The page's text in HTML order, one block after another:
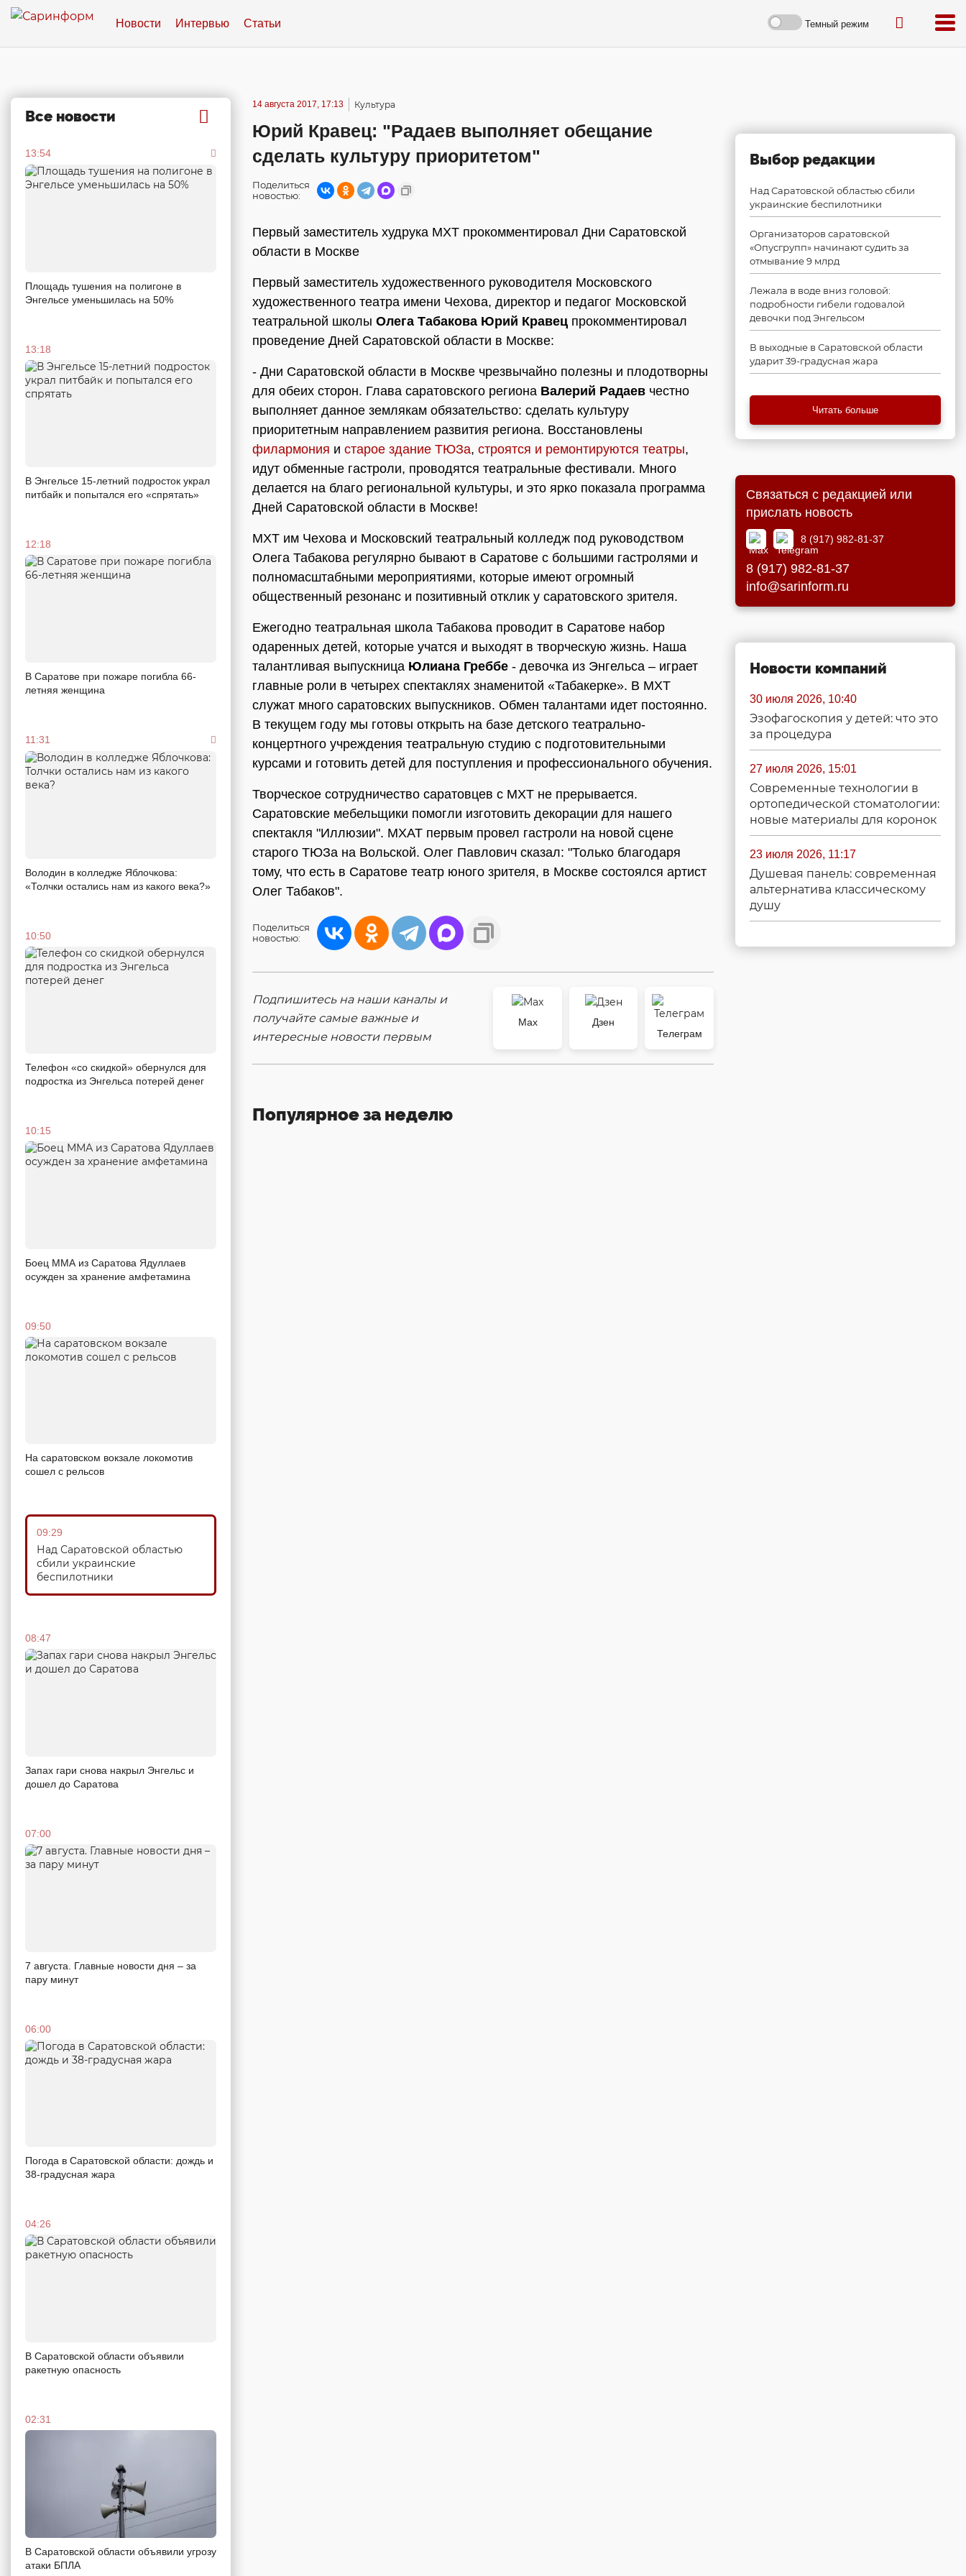
Новости Интервью Статьи Темный режим
Все новости
13:54
Площадь тушения на полигоне в
Энгельсе уменьшилась на 50%
13:18
В Энгельсе 15-летний подросток украл
питбайк и попытался его «спрятать»
12:18
В Саратове при пожаре погибла 66-
летняя женщина
11:31
Володин в колледже Яблочкова:
«Толчки остались нам из какого века?»
10:50
Телефон «со скидкой» обернулся для
подростка из Энгельса потерей денег
10:15
Боец ММА из Саратова Ядуллаев
осужден за хранение амфетамина
09:50
На саратовском вокзале локомотив
сошел с рельсов
09:29
Над Саратовской областью
сбили украинские
беспилотники
08:47
Запах гари снова накрыл Энгельс и
дошел до Саратова
07:00
7 августа. Главные новости дня – за
пару минут
06:00
Погода в Саратовской области: дождь и
38-градусная жара
04:26
В Саратовской области объявили
ракетную опасность
02:31
В Саратовской области объявили угрозу
атаки БПЛА
14 августа 2017, 17:13 Культура
Юрий Кравец: "Радаев выполняет обещание
сделать культуру приоритетом"
Поделиться
новостью:
Первый заместитель худрука МХТ прокомментировал Дни Саратовской
области в Москве
Первый заместитель художественного руководителя Московского
художественного театра имени Чехова, директор и педагог Московской
театральной школы Олега Табакова Юрий Кравец прокомментировал
проведение Дней Саратовской области в Москве:
- Дни Саратовской области в Москве чрезвычайно полезны и плодотворны
для обеих сторон. Глава саратовского региона Валерий Радаев честно
выполняет данное землякам обязательство: сделать культуру
приоритетным направлением развития региона. Восстановлены
филармония и старое здание ТЮЗа, строятся и ремонтируются театры,
идут обменные гастроли, проводятся театральные фестивали. Много
делается на благо региональной культуры, и это ярко показала программа
Дней Саратовской области в Москве!
МХТ им Чехова и Московский театральный колледж под руководством
Олега Табакова регулярно бывают в Саратове с большими гастролями и
полномасштабными мероприятиями, которые имеют огромный
общественный резонанс и позитивный отклик у саратовского зрителя.
Ежегодно театральная школа Табакова проводит в Саратове набор
одаренных детей, которые учатся и выходят в творческую жизнь. Наша
талантливая выпускница Юлиана Греббе - девочка из Энгельса – играет
главные роли в четырех спектаклях знаменитой «Табакерке». В МХТ
служат много саратовских выпускников. Обмен талантами идет постоянно.
В текущем году мы готовы открыть на базе детского театрально-
концертного учреждения театральную студию с подготовительными
курсами и готовить детей для поступления и профессионального обучения.
Творческое сотрудничество саратовцев с МХТ не прерывается.
Саратовские мебельщики помогли изготовить декорации для нашего
спектакля "Иллюзии". МХАТ первым провел гастроли на новой сцене
старого ТЮЗа на Вольской. Олег Павлович сказал: "Только благодаря
тому, что есть в Саратове театр юного зрителя, в Москве состоялся артист
Олег Табаков".
Поделиться
новостью:
Подпишитесь на наши каналы и
получайте самые важные и
интересные новости первым
Max
Дзен
Телеграм
Популярное за неделю
Выбор редакции
Над Саратовской областью сбили
украинские беспилотники
Организаторов саратовской
«Опусгрупп» начинают судить за
отмывание 9 млрд
Лежала в воде вниз головой:
подробности гибели годовалой
девочки под Энгельсом
В выходные в Саратовской области
ударит 39-градусная жара
Читать больше
Связаться с редакцией или
прислать новость
8 (917) 982-81-37
8 (917) 982-81-37
info@sarinform.ru
Новости компаний
30 июля 2026, 10:40
Эзофагоскопия у детей: что это
за процедура
27 июля 2026, 15:01
Современные технологии в
ортопедической стоматологии:
новые материалы для коронок
23 июля 2026, 11:17
Душевая панель: современная
альтернатива классическому
душу